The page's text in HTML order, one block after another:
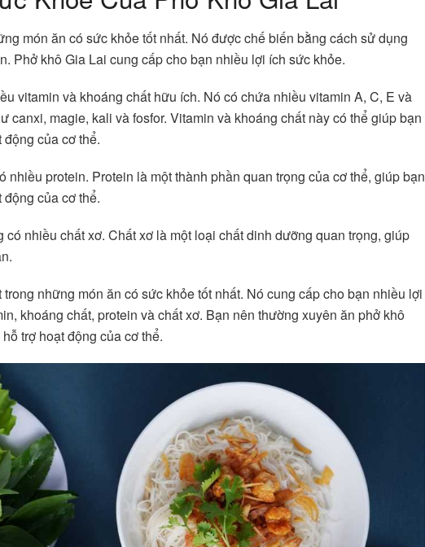
món ăn có sức khỏe tốt nhất. Nó được chế biến bằng cách sử dụng
Phở khô Gia Lai cung cấp cho bạn nhiều lợi ích sức khỏe.
vitamin và khoáng chất hữu ích. Nó có chứa nhiều vitamin A, C, E và
canxi, magie, kali và fosfor. Vitamin và khoáng chất này có thể giúp bạn
của cơ thể.
nhiều protein. Protein là một thành phần quan trọng của cơ thể, giúp bạn
của cơ thể.
nhiều chất xơ. Chất xơ là một loại chất dinh dưỡng quan trọng, giúp
những món ăn có sức khỏe tốt nhất. Nó cung cấp cho bạn nhiều lợi
khoáng chất, protein và chất xơ. Bạn nên thường xuyên ăn phở khô
trợ hoạt động của cơ thể.